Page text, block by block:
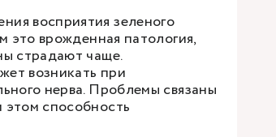
восприятия зеленого
это врожденная патология,
страдают чаще.
возникать при
нерва. Проблемы связаны
способность